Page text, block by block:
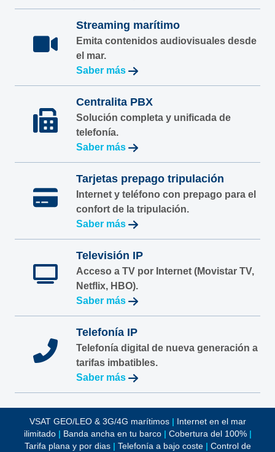
Streaming marítimo
Emita contenidos audiovisuales desde
el mar.
Saber más
Centralita PBX
Solución completa y unificada de
telefonía.
Saber más
Tarjetas prepago tripulación
Internet y teléfono con prepago para el
confort de la tripulación.
Saber más
Televisión IP
Acceso a TV por Internet (Movistar TV,
Netflix, HBO).
Saber más
Telefonía IP
Telefonía digital de nueva generación a
tarifas imbatibles.
Saber más
VSAT GEO/LEO & 3G/4G marítimos | Internet en el mar
ilimitado | Banda ancha en tu barco | Cobertura del 100% |
Tarifa plana y por dias | Telefonía a bajo coste | Control de